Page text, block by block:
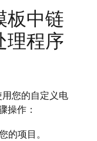
板中链
理程序
您的自定义电
操作：
的项目。